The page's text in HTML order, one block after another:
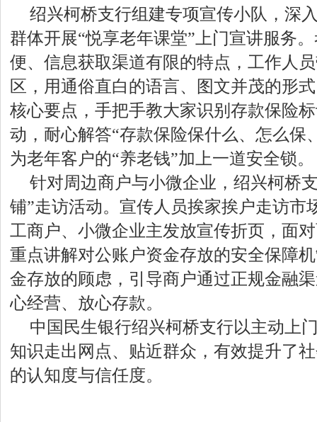
绍兴柯桥支行组建专项宣传小队，深
群体开展“悦享老年课堂”上门宣讲服务
便、信息获取渠道有限的特点，工作人
区，用通俗直白的语言、图文并茂的形
核心要点，手把手教大家识别存款保险
动，耐心解答“存款保险保什么、怎么保
为老年客户的“养老钱”加上一道安全锁。
针对周边商户与小微企业，绍兴柯桥
铺”走访活动。宣传人员挨家挨户走访市
工商户、小微企业主发放宣传折页，面
重点讲解对公账户资金存放的安全保障
金存放的顾虑，引导商户通过正规金融
心经营、放心存款。
中国民生银行绍兴柯桥支行以主动上
知识走出网点、贴近群众，有效提升了
的认知度与信任度。